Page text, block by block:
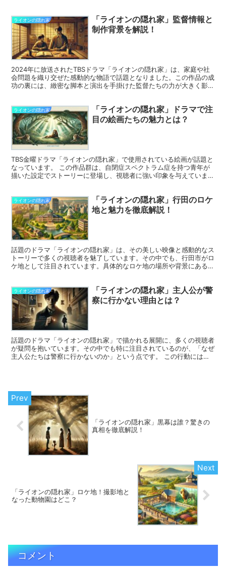
ライオンの隠れ家
「ライオンの隠れ家」監督情報と
制作背景を解説！
2024年に放送されたTBSドラマ「ライオンの隠れ家」は、家庭や社
会問題を織り交ぜた感動的な物語で話題となりました。この作品の成
功の裏には、緻密な脚本と演出を手掛けた監督たちの力が大きく影響
ライオンの隠れ家
「ライオンの隠れ家」ドラマで注
目の絵画たちの魅力とは？
TBS金曜ドラマ「ライオンの隠れ家」で使用されている絵画が話題と
なっています。 この作品群は、自閉症スペクトラム症を持つ青年が
描いた設定でストーリーに登場し、視聴者に強い印象を与えていま
ライオンの隠れ家
「ライオンの隠れ家」行田のロケ
地と魅力を徹底解説！
話題のドラマ「ライオンの隠れ家」は、その美しい映像と感動的なス
トーリーで多くの視聴者を魅了しています。その中でも、行田市がロ
ケ地として注目されています。具体的なロケ地の場所や背景にある魅
ライオンの隠れ家
「ライオンの隠れ家」主人公が警
察に行かない理由とは？
話題のドラマ「ライオンの隠れ家」で描かれる展開に、多くの視聴者
が疑問を抱いています。その中でも特に注目されているのが、「なぜ
主人公たちは警察に行かないのか」という点です。 この行動にはス
「ライオンの隠れ家」黒幕は誰？驚きの
真相を徹底解説！
「ライオンの隠れ家」ロケ地！撮影地と
なった動物園はどこ？
コメント